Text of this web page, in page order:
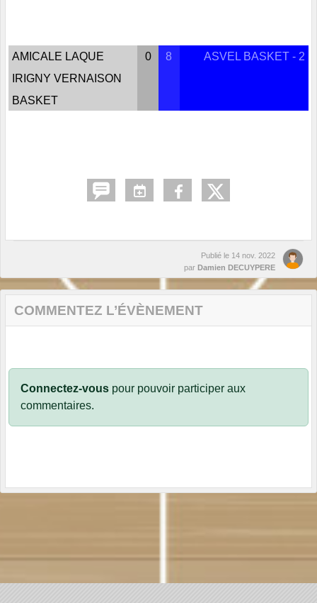
AMICALE LAQUE
IRIGNY VERNAISON
BASKET
0 8 ASVEL BASKET - 2
Publié le 14 nov. 2022
par Damien DECUYPERE
COMMENTEZ L’ÉVÈNEMENT
Connectez-vous pour pouvoir participer aux
commentaires.